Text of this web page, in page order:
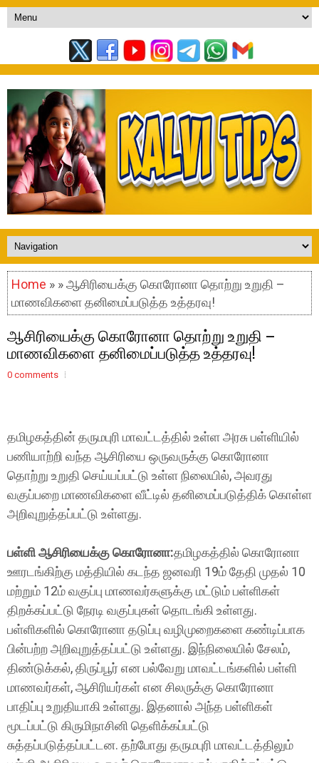
Home » » ஆசிரியைக்கு கொரோனா தொற்று உறுதி –
மாணவிகளை தனிமைப்படுத்த உத்தரவு!
ஆசிரியைக்கு கொரோனா தொற்று உறுதி –
மாணவிகளை தனிமைப்படுத்த உத்தரவு!
0 comments
தமிழகத்தின் தருமபுரி மாவட்டத்தில் உள்ள அரசு பள்ளியில்
பணியாற்றி வந்த ஆசிரியை ஒருவருக்கு கொரோனா
தொற்று உறுதி செய்யப்பட்டு உள்ள நிலையில், அவரது
வகுப்பறை மாணவிகளை வீட்டில் தனிமைப்படுத்திக் கொள்ள
அறிவுறுத்தப்பட்டு உள்ளது.
பள்ளி ஆசிரியைக்கு கொரோனா:தமிழகத்தில் கொரோனா
ஊரடங்கிற்கு மத்தியில் கடந்த ஜனவரி 19ம் தேதி முதல் 10
மற்றும் 12ம் வகுப்பு மாணவர்களுக்கு மட்டும் பள்ளிகள்
திறக்கப்பட்டு நேரடி வகுப்புகள் தொடங்கி உள்ளது.
பள்ளிகளில் கொரோனா தடுப்பு வழிமுறைகளை கண்டிப்பாக
பின்பற்ற அறிவுறுத்தப்பட்டு உள்ளது. இந்நிலையில் சேலம்,
திண்டுக்கல், திருப்பூர் என பல்வேறு மாவட்டங்களில் பள்ளி
மாணவர்கள், ஆசிரியர்கள் என சிலருக்கு கொரோனா
பாதிப்பு உறுதியாகி உள்ளது. இதனால் அந்த பள்ளிகள்
மூடப்பட்டு கிருமிநாசினி தெளிக்கப்பட்டு
சுத்தப்படுத்தப்பட்டன. தற்போது தருமபுரி மாவட்டத்திலும்